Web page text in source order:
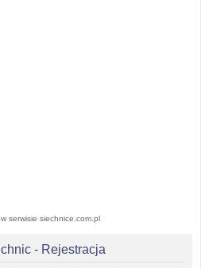
serwisie siechnice.com.pl
- Rejestracja